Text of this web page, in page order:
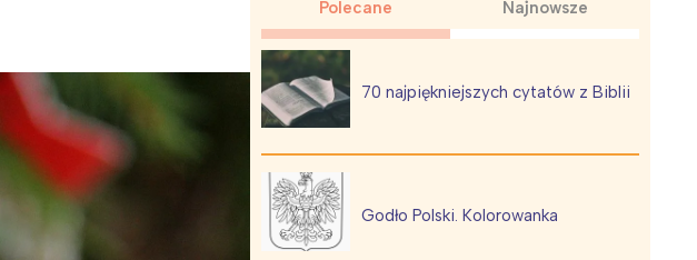
i kwitnący ul
Polecane Najnowsze
70 najpiękniejszych cytatów z Biblii
Godło Polski. Kolorowanka